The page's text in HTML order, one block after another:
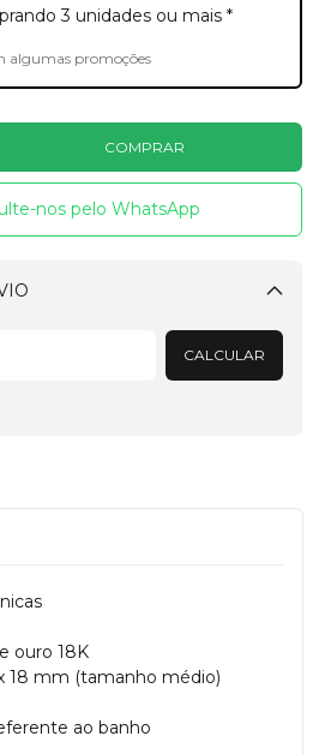
3 unidades ou mais *
algumas promoções
nos pelo WhatsApp
Alterar CEP
CALCULAR
ouro 18K
18 mm (tamanho médio)
ao banho